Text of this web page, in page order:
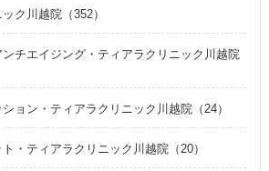
ク川越院（352）
チエイジング・ティアラクリニック川越院
ョン・ティアラクリニック川越院（24）
・ティアラクリニック川越院（20）